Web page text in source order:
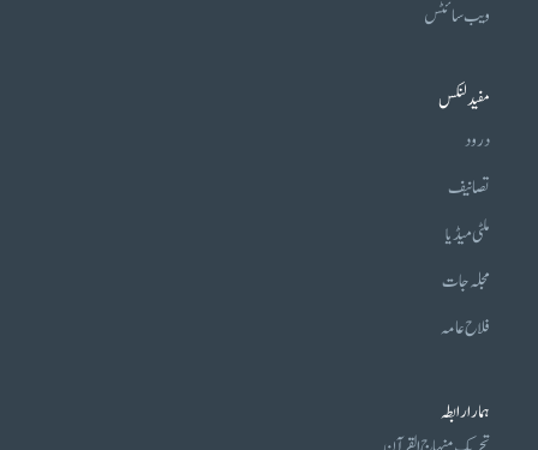
ویب سائٹس
مفید لنکس
درود
تصانیف
ملٹی میڈیا
مجلہ جات
فلاح عامہ
ہمارا رابطہ